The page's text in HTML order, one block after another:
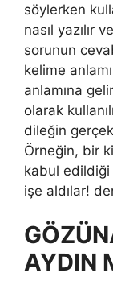
söylerken
nasıl yazılır
sorunun
kelime
anlamına
olarak
dileğin
Örneğin, bir
kabul edildiği
işe aldılar!
AYDIN